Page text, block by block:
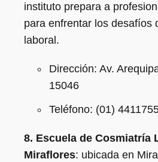
instituto prepara a
para enfrentar los desafíos
laboral.
Dirección: Av.
15046
Teléfono: (01)
8. Escuela de Cosmiatría
Miraflores: ubicada en